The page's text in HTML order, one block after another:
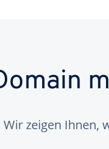
Wir zeigen Ihnen,